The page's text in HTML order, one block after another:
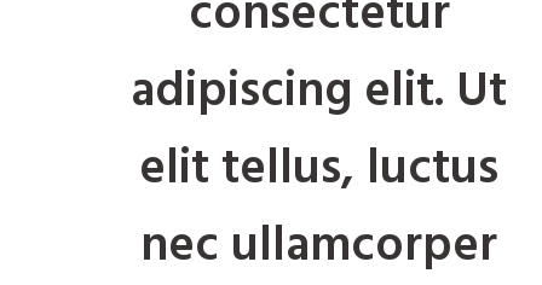
consectetur
adipiscing elit. Ut
elit tellus, luctus
nec ullamcorper